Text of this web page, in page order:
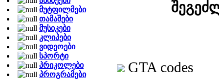
მუტფილმები
თამაშები
მუსიკები
კლიპები
ვიდეოები
სპორტი
პრიკოლები
პროგრამები
GTA codes